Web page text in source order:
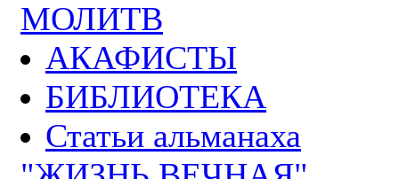
МОЛИТВ
АКАФИСТЫ
БИБЛИОТЕКА
Статьи альманаха